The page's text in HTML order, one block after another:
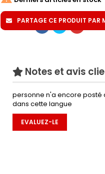
Partager
PARTAGE CE PRODUIT
Notes et avis
personne n'a encore posté
dans cette langue
EVALUEZ-LE